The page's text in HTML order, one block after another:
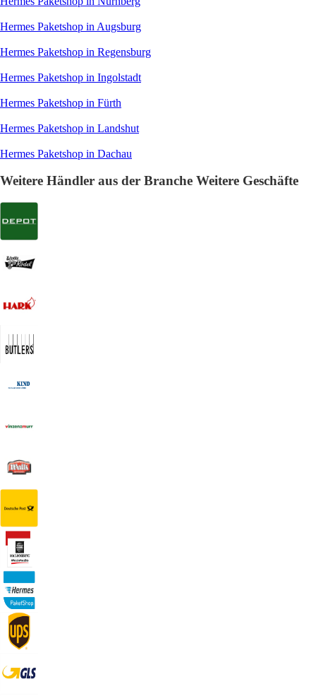
Hermes Paketshop in Augsburg
Hermes Paketshop in Regensburg
Hermes Paketshop in Ingolstadt
Hermes Paketshop in Fürth
Hermes Paketshop in Landshut
Hermes Paketshop in Dachau
Weitere Händler aus der Branche Weitere Geschäfte